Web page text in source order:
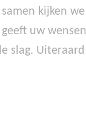
kijken
uw
slag.